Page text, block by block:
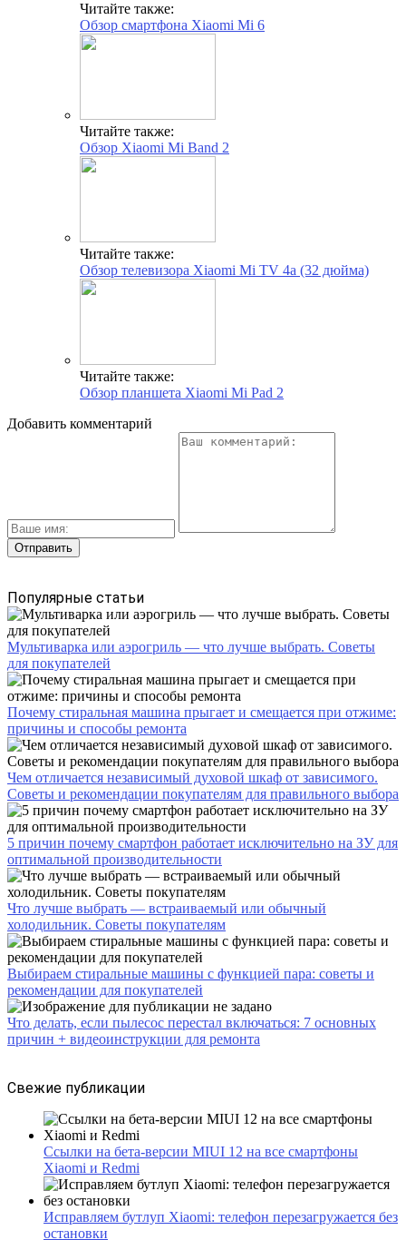
Читайте также:
Обзор смартфона Xiaomi Mi 6
Читайте также:
Обзор Xiaomi Mi Band 2
Читайте также:
Обзор телевизора Xiaomi Mi TV 4a (32 дюйма)
Читайте также:
Обзор планшета Xiaomi Mi Pad 2
Добавить комментарий
Популярные статьи
Мультиварка или аэрогриль — что лучше выбрать. Советы
для покупателей
Почему стиральная машина прыгает и смещается при отжиме:
причины и способы ремонта
Чем отличается независимый духовой шкаф от зависимого.
Советы и рекомендации покупателям для правильного выбора
5 причин почему смартфон работает исключительно на ЗУ для
оптимальной производительности
Что лучше выбрать — встраиваемый или обычный
холодильник. Советы покупателям
Выбираем стиральные машины с функцией пара: советы и
рекомендации для покупателей
Что делать, если пылесос перестал включаться: 7 основных
причин + видеоинструкции для ремонта
Свежие публикации
Ссылки на бета-версии MIUI 12 на все смартфоны
Xiaomi и Redmi
Исправляем бутлуп Xiaomi: телефон перезагружается без
остановки